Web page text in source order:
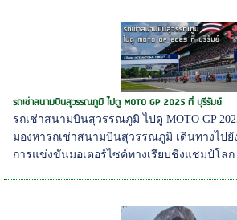
รถเช่าสนามบินสุวรรณภูมิ ไปดู MOTO GP 2025 ที่ บุรีรัมย์
รถเช่าสนามบินสุวรรณภูมิ ไปดู MOTO GP
มองหารถเช่าสนามบินสุวรรณภูมิ เดินทางไปยั
การแข่งขันมอเตอร์ไซค์ทางเรียบชิงแชมป์โลก